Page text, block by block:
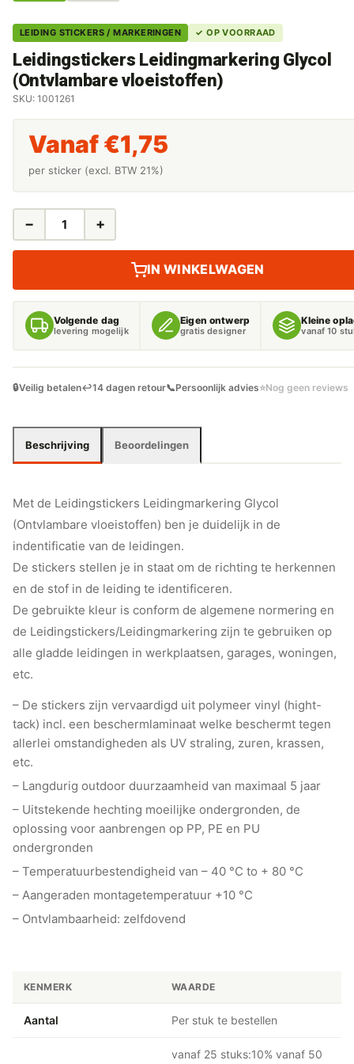
LEIDING STICKERS / MARKERINGEN ✓ OP VOORRAAD
Leidingstickers Leidingmarkering Glycol
(Ontvlambare vloeistoffen)
SKU: 1001261
Vanaf €1,75
per sticker (excl. BTW 21%)
LEIDINGSTICKERS
AANTAL
− +
IN WINKELWAGEN
Volgende dag
levering mogelijk
Eigen ontwerp
gratis designer
Kleine
vanaf 10
🔒Veilig betalen↩️14 dagen retour📞Persoonlijk advies⭐Nog geen reviews
Beschrijving Beoordelingen
Met de Leidingstickers Leidingmarkering Glycol
(Ontvlambare vloeistoffen) ben je duidelijk in de
indentificatie van de leidingen.
De stickers stellen je in staat om de richting te herkennen
en de stof in de leiding te identificeren.
De gebruikte kleur is conform de algemene normering en
de Leidingstickers/Leidingmarkering zijn te gebruiken op
alle gladde leidingen in werkplaatsen, garages, woningen,
etc.
– De stickers zijn vervaardigd uit polymeer vinyl (hight-
tack) incl. een beschermlaminaat welke beschermt tegen
allerlei omstandigheden als UV straling, zuren, krassen,
etc.
– Langdurig outdoor duurzaamheid van maximaal 5 jaar
– Uitstekende hechting moeilijke ondergronden, de
oplossing voor aanbrengen op PP, PE en PU
ondergronden
– Temperatuurbestendigheid van – 40 °C to + 80 °C
– Aangeraden montagetemperatuur +10 °C
– Ontvlambaarheid: zelfdovend
KENMERK WAARDE
Aantal Per stuk te bestellen
vanaf 25 stuks:10% vanaf 50